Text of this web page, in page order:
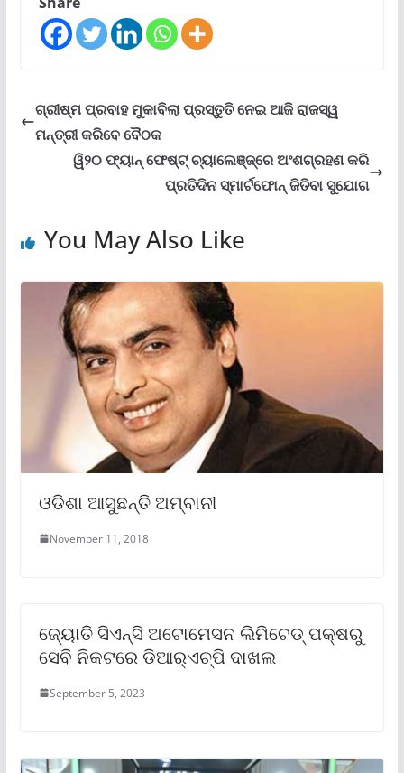
ଗ୍ରୀଷ୍ମ ପ୍ରବାହ ମୁକାବିଲା ପ୍ରସ୍ତୁତି ନେଇ ଆଜି ରାଜସ୍ୱ
ମନ୍ତ୍ରୀ କରିବେ ବୈଠକ
ୱି୨୦ ଫ୍ୟାନ୍ ଫେଷ୍ଟ୍ ଚ୍ୟାଲେଞ୍ଜ୍‌ରେ ଅଂଶଗ୍ରହଣ କରି
ପ୍ରତିଦିନ ସ୍ମାର୍ଟଫୋନ୍ ଜିତିବା ସୁଯୋଗ
You May Also Like
ଓଡିଶା ଆସୁଛନ୍ତି ଅମ୍ବାନୀ
November 11, 2018
ଜ୍ୟୋତି ସିଏନ୍‌ସି ଅଟୋମେସନ ଲିମିଟେଡ୍ ପକ୍ଷରୁ
ସେବି ନିକଟରେ ଡିଆର୍‌ଏଚ୍‌ପି ଦାଖଲ
September 5, 2023